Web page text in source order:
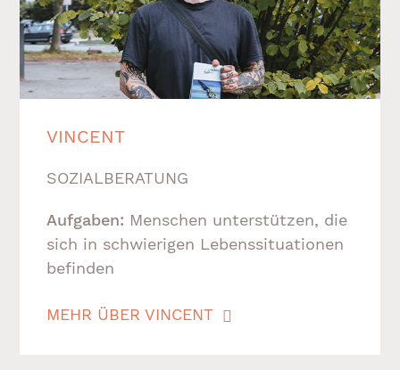
VINCENT
SOZIALBERATUNG
Aufgaben: Menschen unterstützen, die
sich in schwierigen Lebenssituationen
befinden
MEHR ÜBER VINCENT